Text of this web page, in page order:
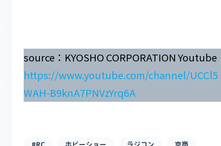
source：KYOSHO CORPORATION Youtube
https://www.youtube.com/channel/UCCl5
WAH-B9knA7PNVzYrq6A